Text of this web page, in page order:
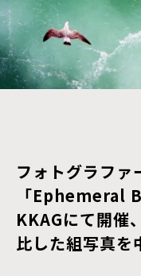
フォトグラファ
「Ephemeral
KKAGにて開催
比した組写真を